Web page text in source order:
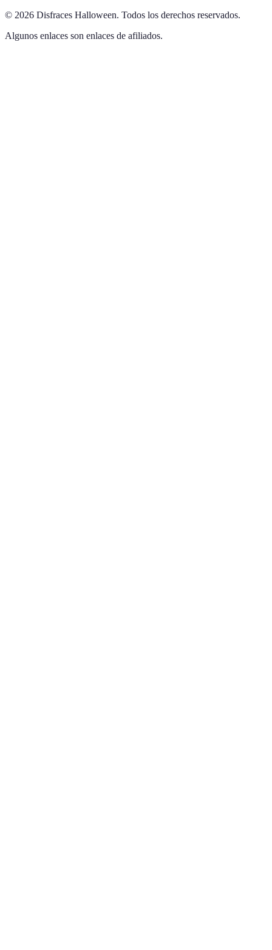
© 2026 Disfraces Halloween. Todos los derechos reservados.
Algunos enlaces son enlaces de afiliados.